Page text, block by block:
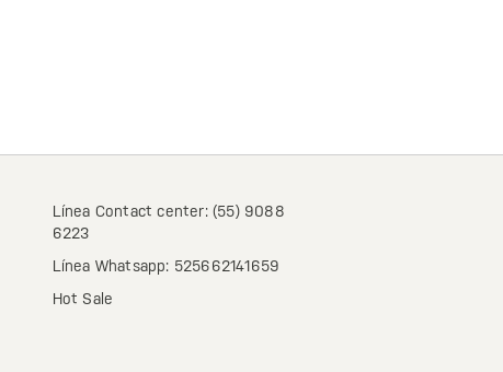
Línea Contact center: (55) 9088
6223
Línea Whatsapp: 525662141659
Hot Sale